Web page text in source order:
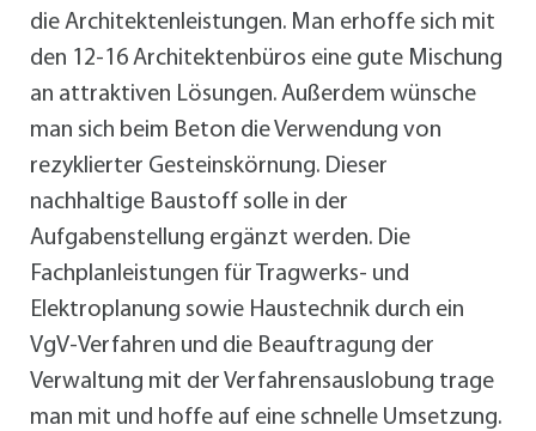
die Architektenleistungen. Man erhoffe sich mit
den 12-16 Architektenbüros eine gute Mischung
an attraktiven Lösungen. Außerdem wünsche
man sich beim Beton die Verwendung von
rezyklierter Gesteinskörnung. Dieser
nachhaltige Baustoff solle in der
Aufgabenstellung ergänzt werden. Die
Fachplanleistungen für Tragwerks- und
Elektroplanung sowie Haustechnik durch ein
VgV-Verfahren und die Beauftragung der
Verwaltung mit der Verfahrensauslobung trage
man mit und hoffe auf eine schnelle Umsetzung.